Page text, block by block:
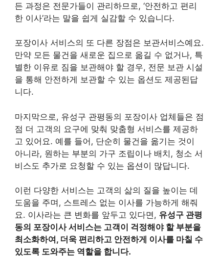
든 과정은 전문가들이 관리하므로, ‘안전하고 편리
한 이사’라는 말을 쉽게 실감할 수 있습니다.
포장이사 서비스의 또 다른 장점은 보관서비스예요.
만약 모든 물건을 새로운 집으로 옮길 수 없거나, 특
별한 이유로 짐을 보관해야 할 경우, 전문 보관 시설
을 통해 안전하게 보관할 수 있는 옵션도 제공된답
니다.
마지막으로, 유성구 관평동의 포장이사 업체들은 점
점 더 고객의 요구에 맞춰 맞춤형 서비스를 제공하
고 있어요. 예를 들어, 단순히 물건을 옮기는 것이
아니라, 원하는 부분의 가구 조립이나 배치, 청소 서
비스도 추가로 요청할 수 있는 옵션이 많답니다.
이런 다양한 서비스는 고객의 삶의 질을 높이는 데
도움을 주며, 스트레스 없는 이사를 가능하게 해줘
요. 이사라는 큰 변화를 앞두고 있다면, 유성구 관평
동의 포장이사 서비스는 고객이 걱정해야 할 부분을
최소화하여, 더욱 편리하고 안전하게 이사를 마칠 수
있도록 도와주는 역할을 합니다.